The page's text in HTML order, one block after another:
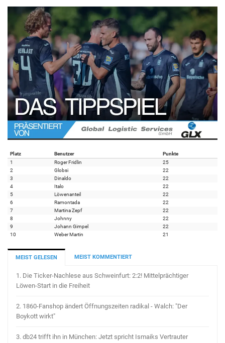
Platz Benutzer
Punkte
1
Roger Fridlin
25
2
Globsi
22
3
Dinaldo
22
4
Italo
22
5
Löwenanteil
22
6
Ramontada
22
7
Martina Zepf
22
8
Johnny
22
9
Johann Gimpel
22
10
Weber Martin 21
MEIST GELESEN MEIST KOMMENTIERT
1. Die Ticker-Nachlese aus Schweinfurt: 2:2! Mittelprächtiger
Löwen-Start in die Freiheit
2. 1860-Fanshop ändert Öffnungszeiten radikal - Walch: "Der
Boykott wirkt"
3. db24 trifft ihn in München: Jetzt spricht Ismaiks Vertrauter